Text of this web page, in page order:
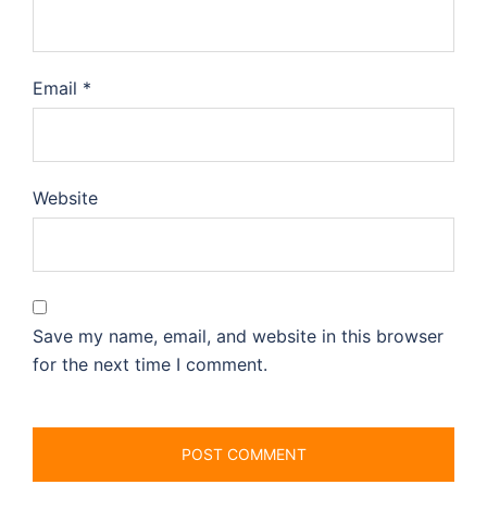
Email *
Website
Save my name, email, and website in this browser
for the next time I comment.